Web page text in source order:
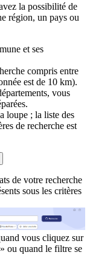
la possibilité de
région, un pays ou
et ses
compris entre
est de 10 km).
vous
loupe ; la liste des
de recherche est
de votre recherche
sous les critères
vous cliquez sur
ou quand le filtre se